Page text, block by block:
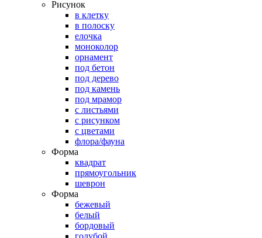
Рисунок
в клетку
в полоску
елочка
моноколор
орнамент
под бетон
под дерево
под камень
под мрамор
с листьями
с рисунком
с цветами
флора/фауна
Форма
квадрат
прямоугольник
шеврон
Форма
бежевый
белый
бордовый
голубой